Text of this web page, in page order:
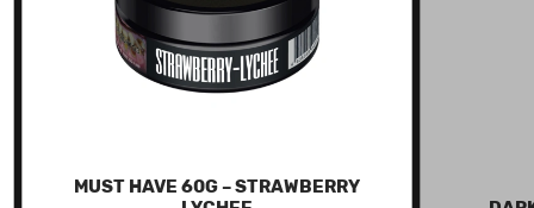
MUST HAVE 60G – STRAWBERRY